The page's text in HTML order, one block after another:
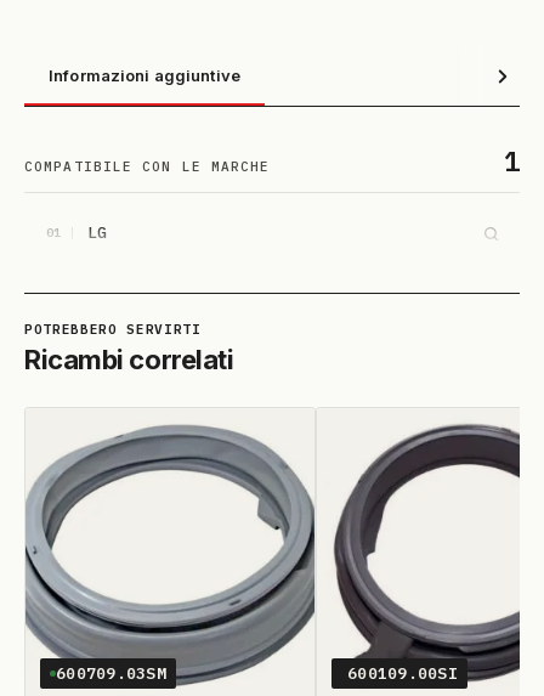
Informazioni aggiuntive
COMPATIBILE CON LE MARCHE 1
01 LG
Ricambi correlati
600709.03SM 600109.00SI